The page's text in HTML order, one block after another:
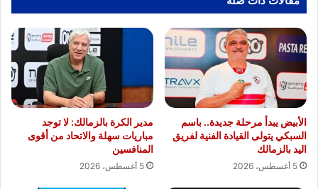
الأبيض يبدأ مرحلة جديدة.. باسم
السبكي يتولى القيادة الفنية لفريق
اليد بالزمالك
5 أغسطس، 2026
مدير الكرة بالزمالك: لا توجد
مباريات سهلة والاتحاد من أقوى
المنافسين
5 أغسطس، 2026